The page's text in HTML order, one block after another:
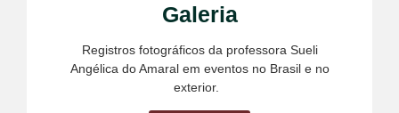
Galeria
Registros fotográficos da professora Sueli
Angélica do Amaral em eventos no Brasil e no
exterior.